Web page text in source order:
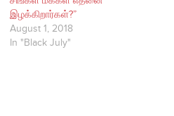
இழக்கிறார்கள்?”
August 1, 2018
In "Black July"